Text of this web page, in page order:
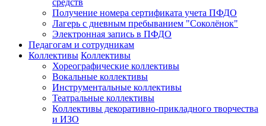
средств
Получение номера сертификата учета ПФДО
Лагерь с дневным пребыванием "Соколёнок"
Электронная запись в ПФДО
Педагогам и сотрудникам
Коллективы Коллективы
Хореографические коллективы
Вокальные коллективы
Инструментальные коллективы
Театральные коллективы
Коллективы декоративно-прикладного творчества
и ИЗО